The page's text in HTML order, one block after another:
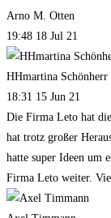
Arno M. Otten
19:48 18 Jul 21
HHmartina Schönherr
18:31 15 Jun 21
Die Firma Leto hat die
hat trotz großer
hatte super Ideen um
Firma Leto weiter.